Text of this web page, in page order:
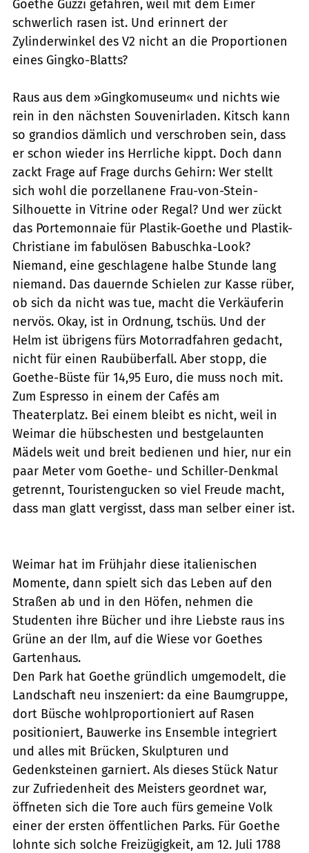
Goethe Guzzi gefahren, weil mit dem Eimer
schwerlich rasen ist. Und erinnert der
Zylinderwinkel des V2 nicht an die Proportionen
eines Gingko-Blatts?
Raus aus dem »Gingkomuseum« und nichts wie
rein in den nächsten Souvenirladen. Kitsch kann
so grandios dämlich und verschroben sein, dass
er schon wieder ins Herrliche kippt. Doch dann
zackt Frage auf Frage durchs Gehirn: Wer stellt
sich wohl die porzellanene Frau-von-Stein-
Silhouette in Vitrine oder Regal? Und wer zückt
das Portemonnaie für Plastik-Goethe und Plastik-
Christiane im fabulösen Babuschka-Look?
Niemand, eine geschlagene halbe Stunde lang
niemand. Das dauernde Schielen zur Kasse rüber,
ob sich da nicht was tue, macht die Verkäuferin
nervös. Okay, ist in Ordnung, tschüs. Und der
Helm ist übrigens fürs Motorradfahren gedacht,
nicht für einen Raubüberfall. Aber stopp, die
Goethe-Büste für 14,95 Euro, die muss noch mit.
Zum Espresso in einem der Cafés am
Theaterplatz. Bei einem bleibt es nicht, weil in
Weimar die hübschesten und bestgelaunten
Mädels weit und breit bedienen und hier, nur ein
paar Meter vom Goethe- und Schiller-Denkmal
getrennt, Touristengucken so viel Freude macht,
dass man glatt vergisst, dass man selber einer ist.
Weimar hat im Frühjahr diese italienischen
Momente, dann spielt sich das Leben auf den
Straßen ab und in den Höfen, nehmen die
Studenten ihre Bücher und ihre Liebste raus ins
Grüne an der Ilm, auf die Wiese vor Goethes
Gartenhaus.
Den Park hat Goethe gründlich umgemodelt, die
Landschaft neu inszeniert: da eine Baumgruppe,
dort Büsche wohlproportioniert auf Rasen
positioniert, Bauwerke ins Ensemble integriert
und alles mit Brücken, Skulpturen und
Gedenksteinen garniert. Als dieses Stück Natur
zur Zufriedenheit des Meisters geordnet war,
öffneten sich die Tore auch fürs gemeine Volk 
einer der ersten öffentlichen Parks. Für Goethe
lohnte sich solche Freizügigkeit, am 12. Juli 1788